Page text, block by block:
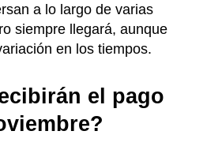
a lo largo de varias
siempre llegará, aunque
en los tiempos.
el pago